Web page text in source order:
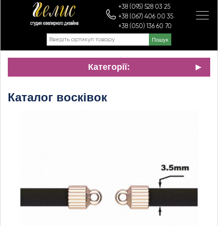
+38 (095) 528 03 25
+38 (067) 406 00 35
+38 (050) 136 60 70
Категорії:
Каталог восківок